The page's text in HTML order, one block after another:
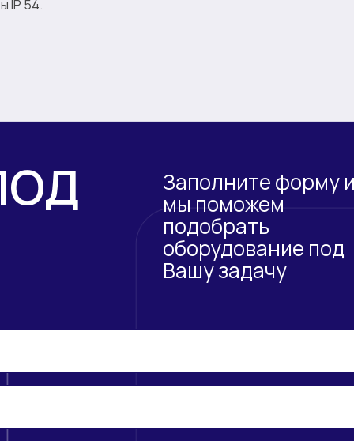
IP 54.
Заполните форму
мы поможем
подобрать
оборудование под
Вашу задачу